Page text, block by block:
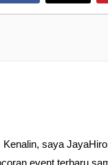
Kenalin, saya
event terbaru